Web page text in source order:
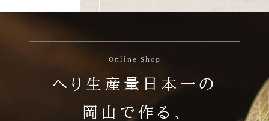
Online Shop
へり生産量日本一の
岡山で作る、